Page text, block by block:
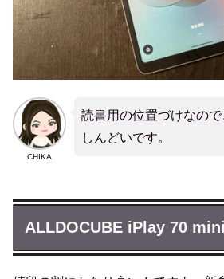
CHIKA
読書用の位置づけなの
しんどいです。
ALLDOCUBE iPlay 70